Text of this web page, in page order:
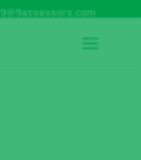
9@9assessors.com